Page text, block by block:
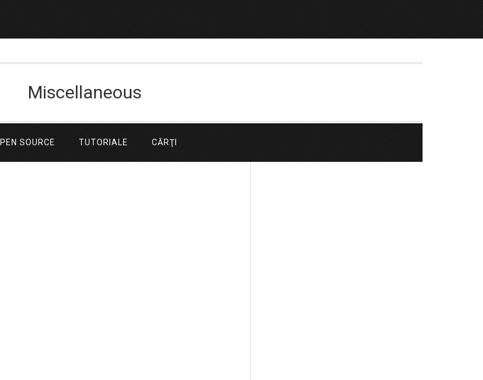
Miscellaneous
SOURCE TUTORIALE CĂRŢI